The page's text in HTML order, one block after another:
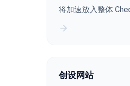
将加速放入整体
创设网站